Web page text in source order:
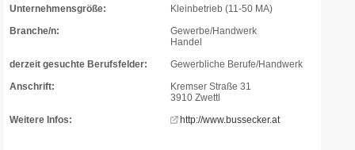
Unternehmensgröße:
Kleinbetrieb (11-50 MA)
Branche/n:
Gewerbe/Handwerk
Handel
derzeit gesuchte Berufsfelder:
Gewerbliche Berufe/Handwerk
Anschrift:
Kremser Straße 31
3910 Zwettl
Weitere Infos:
http://www.bussecker.at